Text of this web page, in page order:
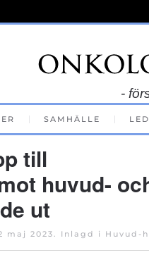
-
SAMHÄLLE
till
huvud-
ut
maj 2023. Inlagd i Huvud-